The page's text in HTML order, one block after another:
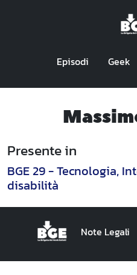
Episodi Geek
Presente in
BGE 29 - Tecnologia,
disabilità
Note Legali